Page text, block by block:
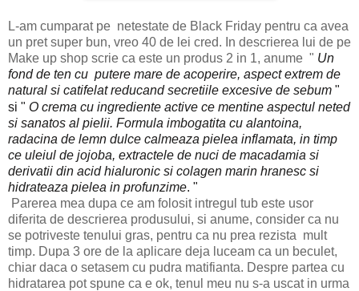
L-am cumparat pe netestate de Black Friday pentru ca avea
un pret super bun, vreo 40 de lei cred. In descrierea lui de pe
Make up shop scrie ca este un produs 2 in 1, anume " Un
fond de ten cu putere mare de acoperire, aspect extrem de
natural si catifelat reducand secretiile excesive de sebum "
si " O crema cu ingrediente active ce mentine aspectul neted
si sanatos al pielii. Formula imbogatita cu alantoina,
radacina de lemn dulce calmeaza pielea inflamata, in timp
ce uleiul de jojoba, extractele de nuci de macadamia si
derivatii din acid hialuronic si colagen marin hranesc si
hidrateaza pielea in profunzime. "
Parerea mea dupa ce am folosit intregul tub este usor
diferita de descrierea produsului, si anume, consider ca nu
se potriveste tenului gras, pentru ca nu prea rezista mult
timp. Dupa 3 ore de la aplicare deja luceam ca un beculet,
chiar daca o setasem cu pudra matifianta. Despre partea cu
hidratarea pot spune ca e ok, tenul meu nu s-a uscat in urma